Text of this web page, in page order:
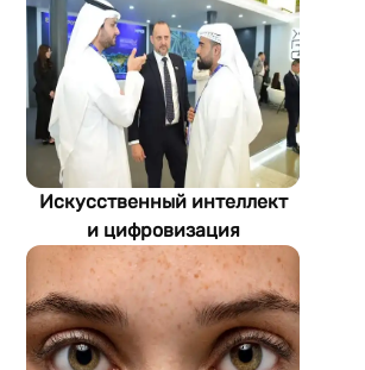
Искусственный интеллект
и цифровизация
определяют будущее
энергетики
Туркменистана